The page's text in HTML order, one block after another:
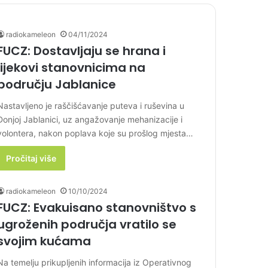
radiokameleon 04/11/2024
Dostavljaju se hrana i
stanovnicima na
Jablanice
je raščišćavanje puteva i ruševina u
Jablanici, uz angažovanje mehanizacije i
nakon poplava koje su prošlog mjesta…
Pročitaj više
radiokameleon 10/10/2024
Evakuisano stanovništvo s
područja vratilo se
kućama
temelju prikupljenih informacija iz Operativnog